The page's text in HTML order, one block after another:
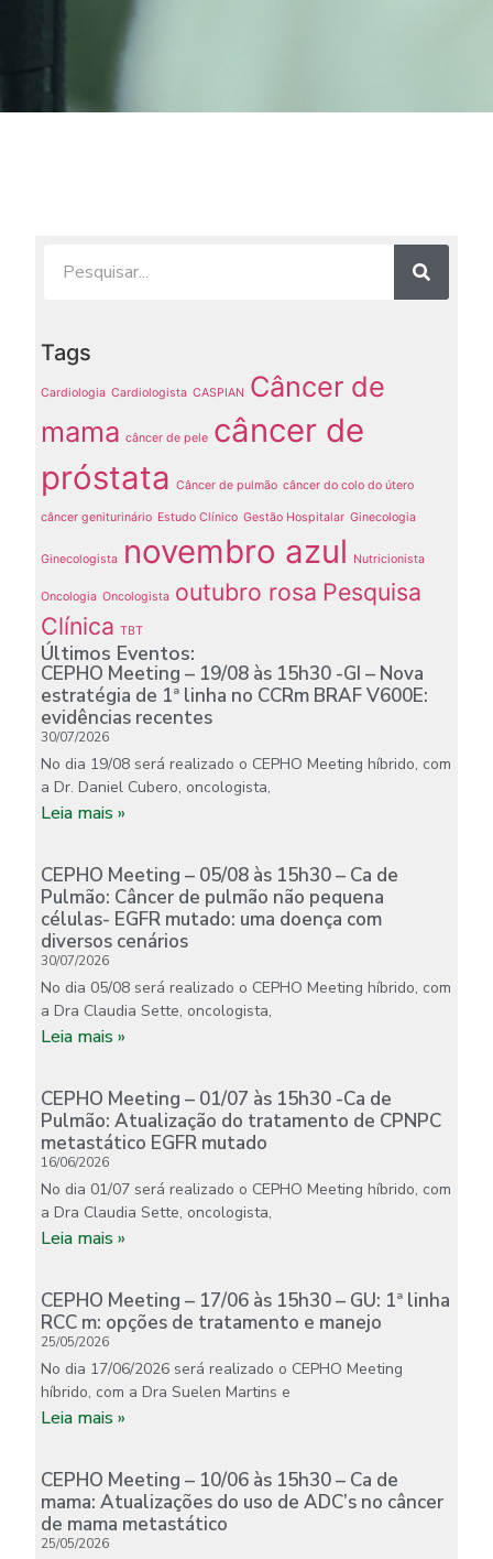
Tags
Cardiologia Cardiologista CASPIAN Câncer de
mama câncer de pele câncer de
próstata Câncer de pulmão câncer do colo do útero
câncer geniturinário Estudo Clínico Gestão Hospitalar Ginecologia
Ginecologista novembro azul Nutricionista
Oncologia Oncologista outubro rosa Pesquisa
Clínica TBT
Últimos Eventos:
CEPHO Meeting – 19/08 às 15h30 -GI – Nova
estratégia de 1ª linha no CCRm BRAF V600E:
evidências recentes
30/07/2026
No dia 19/08 será realizado o CEPHO Meeting híbrido, com
a Dr. Daniel Cubero, oncologista,
Leia mais »
CEPHO Meeting – 05/08 às 15h30 – Ca de
Pulmão: Câncer de pulmão não pequena
células- EGFR mutado: uma doença com
diversos cenários
30/07/2026
No dia 05/08 será realizado o CEPHO Meeting híbrido, com
a Dra Claudia Sette, oncologista,
Leia mais »
CEPHO Meeting – 01/07 às 15h30 -Ca de
Pulmão: Atualização do tratamento de CPNPC
metastático EGFR mutado
16/06/2026
No dia 01/07 será realizado o CEPHO Meeting híbrido, com
a Dra Claudia Sette, oncologista,
Leia mais »
CEPHO Meeting – 17/06 às 15h30 – GU: 1ª linha
RCC m: opções de tratamento e manejo
25/05/2026
No dia 17/06/2026 será realizado o CEPHO Meeting
híbrido, com a Dra Suelen Martins e
Leia mais »
CEPHO Meeting – 10/06 às 15h30 – Ca de
mama: Atualizações do uso de ADC’s no câncer
de mama metastático
25/05/2026